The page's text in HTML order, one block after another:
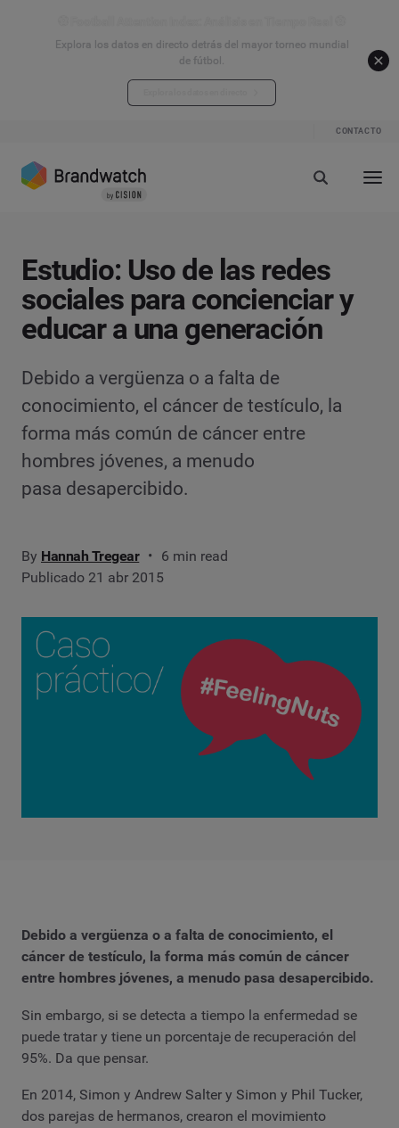
Explora los datos en directo detrás del mayor torneo mundial
de fútbol.
CONTACTO
Estudio: Uso de las redes
sociales para concienciar y
educar a una generación
Debido a vergüenza o a falta de
conocimiento, el cáncer de testículo, la
forma más común de cáncer entre
hombres jóvenes, a menudo
pasa desapercibido.
By Hannah Tregear
6 min read
Publicado 21 abr 2015
Debido a vergüenza o a falta de conocimiento, el
cáncer de testículo, la forma más común de cáncer
entre hombres jóvenes, a menudo pasa desapercibido.
Sin embargo, si se detecta a tiempo la enfermedad se
puede tratar y tiene un porcentaje de recuperación del
95%. Da que pensar.
En 2014, Simon y Andrew Salter y Simon y Phil Tucker,
dos parejas de hermanos, crearon el movimiento